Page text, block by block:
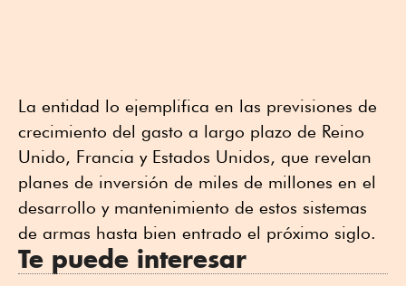
La entidad lo ejemplifica en las previsiones de
crecimiento del gasto a largo plazo de Reino
Unido, Francia y Estados Unidos, que revelan
planes de inversión de miles de millones en el
desarrollo y mantenimiento de estos sistemas
de armas hasta bien entrado el próximo siglo.
Te puede interesar